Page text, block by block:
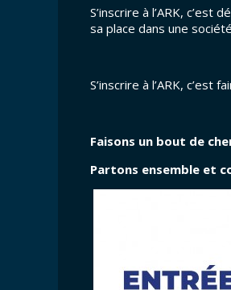
S’inscrire à l’ARK,
sa place dans une
S’inscrire à l’ARK, c’est
Faisons un bout de
Partons ensemble et